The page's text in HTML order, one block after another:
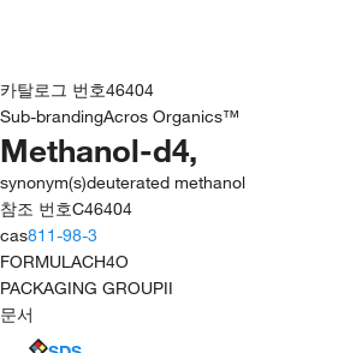
카탈로그 번호46404
Sub-brandingAcros Organics™
Methanol-d4,
synonym(s)deuterated methanol
참조 번호C46404
cas811-98-3
FORMULACH4O
PACKAGING GROUPII
문서